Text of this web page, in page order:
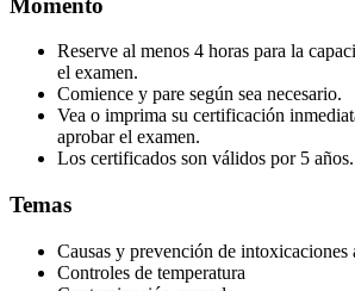
Reserve al menos 4 horas para la
el examen.
Comience y pare según sea necesario.
Vea o imprima su certificación
aprobar el examen.
Los certificados son válidos por 5 años.
Temas
Causas y prevención de intoxicaciones
Controles de temperatura